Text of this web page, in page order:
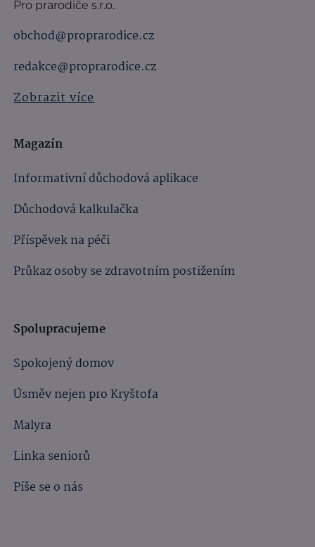
Pro prarodiče s.r.o.
obchod@proprarodice.cz
redakce@proprarodice.cz
Zobrazit více
Magazín
Informativní důchodová aplikace
Důchodová kalkulačka
Příspěvek na péči
Průkaz osoby se zdravotním postižením
Spolupracujeme
Spokojený domov
Úsměv nejen pro Kryštofa
Malyra
Linka seniorů
Píše se o nás